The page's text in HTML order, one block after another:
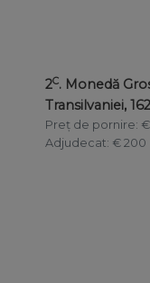
2C. Monedă
Transilvaniei,
Preț de pornire:
Adjudecat: € 200